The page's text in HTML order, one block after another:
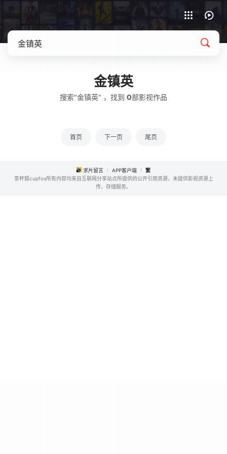
金镇英
搜索"金镇英" ，找到 0部影视作品
首页 下一页 尾页
求片留言 APP客户端
繁
茶杯狐cupfox所有内容均来自互联网分享站点所提供的公开引用资源，未提供影视资源上
传、存储服务。